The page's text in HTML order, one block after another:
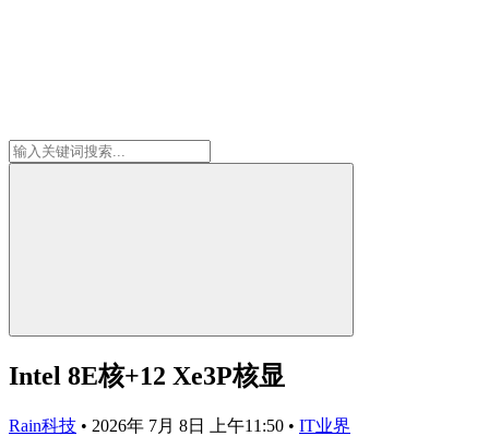
Intel 8E核+12 Xe3P核显
Rain科技 • 2026年 7月 8日 上午11:50 • IT业界